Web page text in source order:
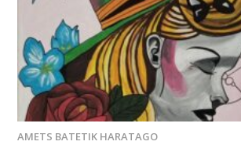
AMETS BATETIK HARATAGO